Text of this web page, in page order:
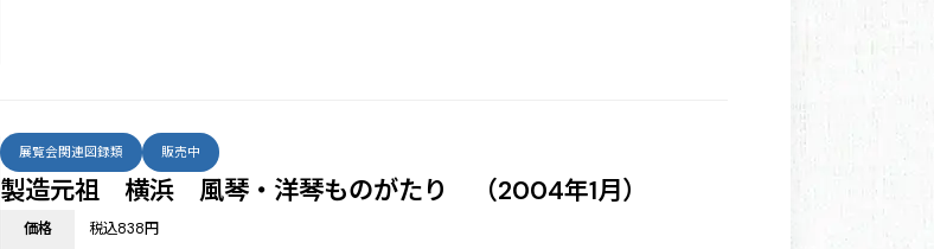
製造元祖 横浜 風琴・洋琴ものがたり （2004年1月）
展覧会関連図録類 販売中
価格
税込838円